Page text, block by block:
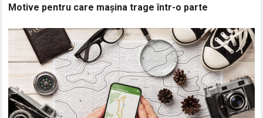
Motive pentru care mașina trage într-o parte